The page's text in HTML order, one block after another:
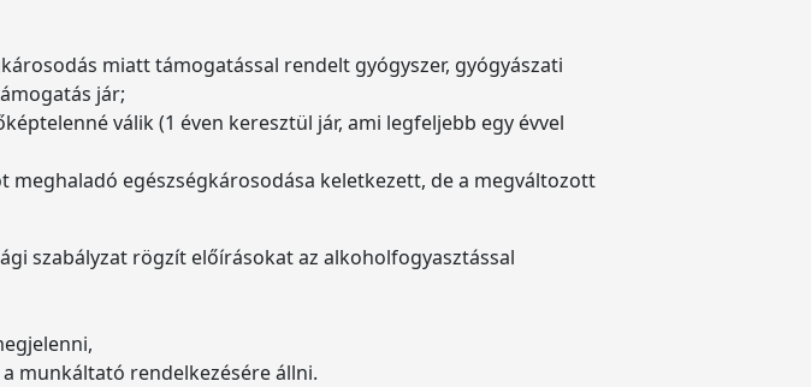
miatt támogatással rendelt gyógyszer, gyógyászati
jár;
válik (1 éven keresztül jár, ami legfeljebb egy évvel
meghaladó egészségkárosodása keletkezett, de a megváltozott
szabályzat rögzít előírásokat az alkoholfogyasztással
munkáltató rendelkezésére állni.